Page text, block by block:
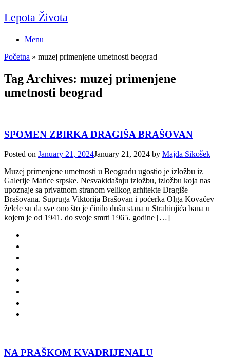
Skip
to
Lepota Života
Menu
Početna » muzej primenjene umetnosti beograd
Tag Archives: muzej primenjene
umetnosti beograd
SPOMEN ZBIRKA DRAGIŠA BRAŠOVAN
Posted on January 21, 2024January 21, 2024 by Majda Sikošek
Muzej primenjene umetnosti u Beogradu ugostio je izložbu iz
Galerije Matice srpske. Nesvakidašnju izložbu, izložbu koja nas
upoznaje sa privatnom stranom velikog arhitekte Dragiše
Brašovana. Supruga Viktorija Brašovan i poćerka Olga Kovačev
želele su da sve ono što je činilo dušu stana u Strahinjića bana u
kojem je od 1941. do svoje smrti 1965. godine […]
NA PRAŠKOM KVADRIJENALU